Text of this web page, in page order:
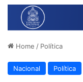
Home / Política
Nacional Política